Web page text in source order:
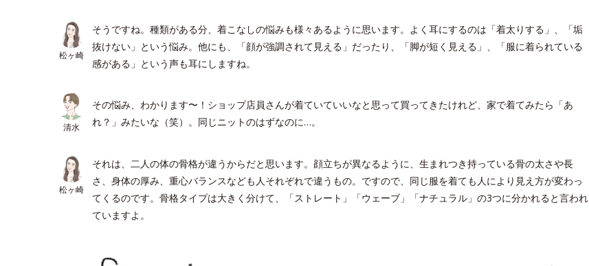
松ヶ崎
そうですね。種類がある分、着こなしの悩みも様々あるように思います。よく耳にするのは「着太りする」、「垢
抜けない」という悩み。他にも、「顔が強調されて見える」だったり、「脚が短く見える」、「服に着られている
感がある」という声も耳にしますね。
清水
その悩み、わかります〜！ショップ店員さんが着ていていいなと思って買ってきたけれど、家で着てみたら「あ
れ？」みたいな（笑）。同じニットのはずなのに…。
松ヶ崎
それは、二人の体の骨格が違うからだと思います。顔立ちが異なるように、生まれつき持っている骨の太さや長
さ、身体の厚み、重心バランスなども人それぞれで違うもの。ですので、同じ服を着ても人により見え方が変わっ
てくるのです。骨格タイプは大きく分けて、「ストレート」「ウェーブ」「ナチュラル」の3つに分かれると言われ
ていますよ。